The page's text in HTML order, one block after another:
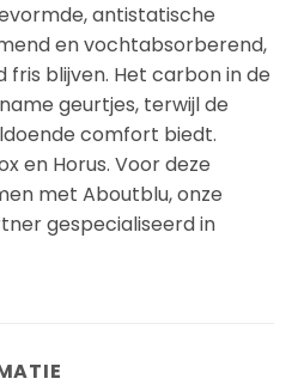
antistatische
en vochtabsorberend,
blijven. Het carbon in de
geurtjes, terwijl de
comfort biedt.
en Horus. Voor deze
met Aboutblu, onze
gespecialiseerd in